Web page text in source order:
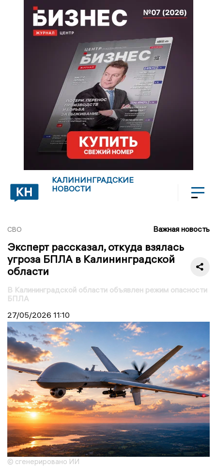
КАЛИНИНГРАДСКИЕ
НОВОСТИ
СВО Важная новость
Эксперт рассказал, откуда взялась
угроза БПЛА в Калининградской
области
В Калининградской области объявлен режим опасности
БПЛА
27/05/2026 11:10
© сгенерировано ИИ